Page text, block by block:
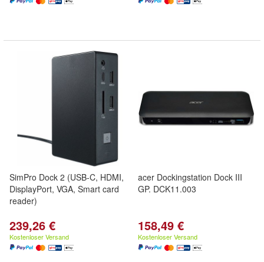
SimPro Dock 2 (USB-C, HDMI,
DisplayPort, VGA, Smart card
reader)
239,26 €
Kostenloser Versand
acer Dockingstation Dock III
GP. DCK11.003
158,49 €
Kostenloser Versand